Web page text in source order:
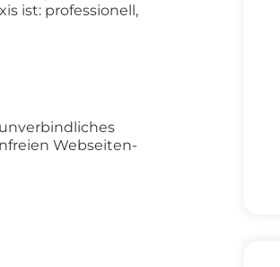
ist: professionell,
Webseiten-